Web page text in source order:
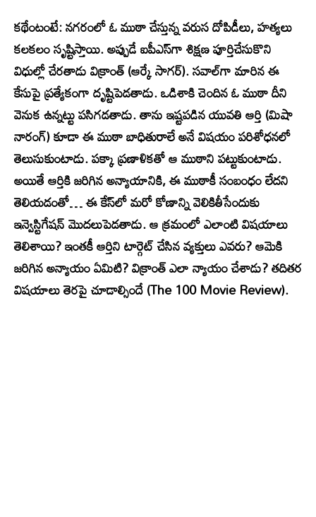
కథేంటంటే:నగరంలో ఓ ముఠా చేస్తున్న వరుస దోపిడీలు, హత్యలు
కలకలం సృష్టిస్తాయి. అప్పుడే ఐపీఎస్‌గా శిక్షణ పూర్తిచేసుకొని
విధుల్లో చేరతాడు విక్రాంత్ (ఆర్కే సాగర్‌). సవాల్‌గా మారిన ఈ
కేసుపై ప్రత్యేకంగా దృష్టిపెడతాడు. ఒడిశాకి చెందిన ఓ ముఠా దీని
వెనుక ఉన్నట్టు పసిగడతాడు. తాను ఇష్టపడిన యువతి ఆర్తి (మిషా
నారంగ్‌) కూడా ఈ ముఠా బాధితురాలే అనే విషయం పరిశోధనలో
తెలుసుకుంటాడు. పక్కా ప్రణాళికతో ఆ ముఠాని పట్టుకుంటాడు.
అయితే ఆర్తికి జరిగిన అన్యాయానికి, ఈ ముఠాకీ సంబంధం లేదని
తెలియడంతో… ఈ కేస్‌లో మరో కోణాన్ని వెలికితీసేందుకు
ఇన్వెస్టిగేషన్ మొదలుపెడతాడు. ఆ క్రమంలో ఎలాంటి విషయాలు
తెలిశాయి? ఇంతకీ ఆర్తిని టార్గెట్ చేసిన వ్యక్తులు ఎవరు? ఆమెకి
జరిగిన అన్యాయం ఏమిటి? విక్రాంత్ ఎలా న్యాయం చేశాడు? తదితర
విషయాలు తెరపై చూడాల్సిందే (The 100 Movie Review).